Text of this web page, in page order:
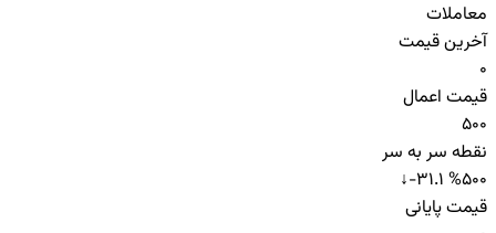
معاملات
آخرین قیمت
0
قیمت اعمال
500
نقطه سر به سر
500
↓-31.1 %
قیمت پایانی